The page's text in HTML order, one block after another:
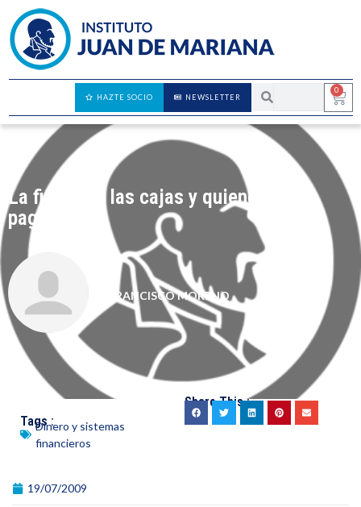
0
NEWSLETTER
HAZTE SOCIO
La fiesta de las cajas y quienes la
pagamos
FRANCISCO MORENO
Tags :Dinero y sistemas
financieros
Share This :
19/07/2009